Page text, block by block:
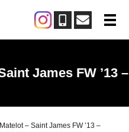
メ
James FW ’13 –
– Saint James FW ’13 –